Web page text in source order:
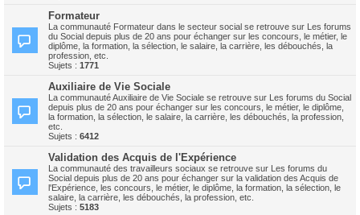
Formateur
La communauté Formateur dans le secteur social se retrouve sur Les forums
du Social depuis plus de 20 ans pour échanger sur les concours, le métier, le
diplôme, la formation, la sélection, le salaire, la carrière, les débouchés, la
profession, etc.
Sujets : 1771
Auxiliaire de Vie Sociale
La communauté Auxiliaire de Vie Sociale se retrouve sur Les forums du Social
depuis plus de 20 ans pour échanger sur les concours, le métier, le diplôme,
la formation, la sélection, le salaire, la carrière, les débouchés, la profession,
etc.
Sujets : 6412
Validation des Acquis de l'Expérience
La communauté des travailleurs sociaux se retrouve sur Les forums du
Social depuis plus de 20 ans pour échanger sur la validation des Acquis de
l'Expérience, les concours, le métier, le diplôme, la formation, la sélection, le
salaire, la carrière, les débouchés, la profession, etc.
Sujets : 5183